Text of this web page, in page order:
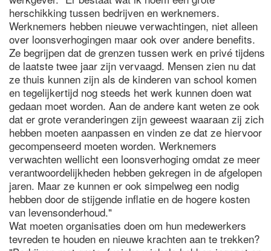
herschikking tussen bedrijven en werknemers.
Werknemers hebben nieuwe verwachtingen, niet alleen
over loonsverhogingen maar ook over andere benefits.
Ze begrijpen dat de grenzen tussen werk en privé tijdens
de laatste twee jaar zijn vervaagd. Mensen zien nu dat
ze thuis kunnen zijn als de kinderen van school komen
en tegelijkertijd nog steeds het werk kunnen doen wat
gedaan moet worden. Aan de andere kant weten ze ook
dat er grote veranderingen zijn geweest waaraan zij zich
hebben moeten aanpassen en vinden ze dat ze hiervoor
gecompenseerd moeten worden. Werknemers
verwachten wellicht een loonsverhoging omdat ze meer
verantwoordelijkheden hebben gekregen in de afgelopen
jaren. Maar ze kunnen er ook simpelweg een nodig
hebben door de stijgende inflatie en de hogere kosten
van levensonderhoud."
Wat moeten organisaties doen om hun medewerkers
tevreden te houden en nieuwe krachten aan te trekken?